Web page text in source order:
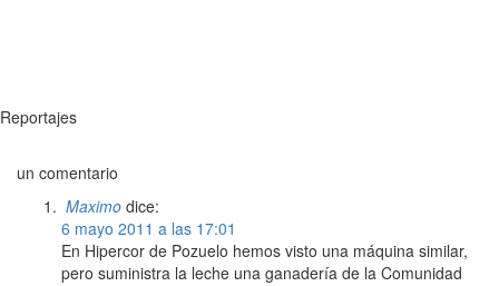
Reportajes
un comentario
Maximo dice:
6 mayo 2011 a las 17:01
En Hipercor de Pozuelo hemos visto una máquina similar,
pero suministra la leche una ganadería de la Comunidad